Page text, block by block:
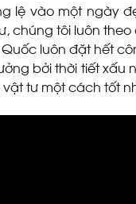
lệ vào một ngày
chúng tôi luôn
luôn đặt hết
bởi thời tiết
tư một cách tốt